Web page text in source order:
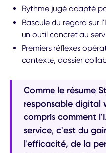
Rythme jugé adapté
Bascule du regard sur
un outil concret au
Premiers réflexes
contexte, dossier
Comme le résume
responsable digital
compris comment
service, c'est du
l'efficacité, de la